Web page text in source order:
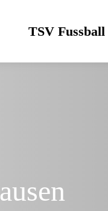
TSV Fussball